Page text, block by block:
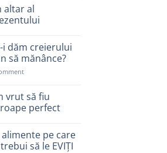
altar al
i dăm creierului
să mănânce?
vrut să fiu
perfect
alimente pe care
să le EVIȚI